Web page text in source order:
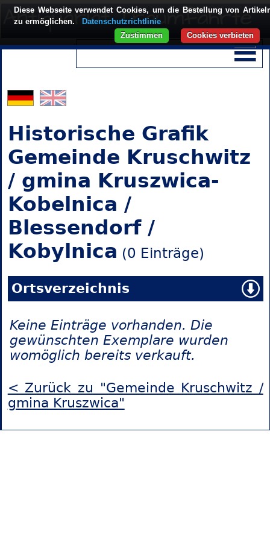
Historische Grafik
Gemeinde Kruschwitz
/ gmina Kruszwica-
Kobelnica /
Blessendorf /
Kobylnica (0 Einträge)
Ortsverzeichnis
Keine Einträge vorhanden. Die
gewünschten Exemplare wurden
womöglich bereits verkauft.
< Zurück zu "Gemeinde Kruschwitz /
gmina Kruszwica"
Diese Webseite verwendet Cookies, um die Bestellung von
zu ermöglichen.
Datenschutzrichtlinie
Cookies verbieten
Zustimmen